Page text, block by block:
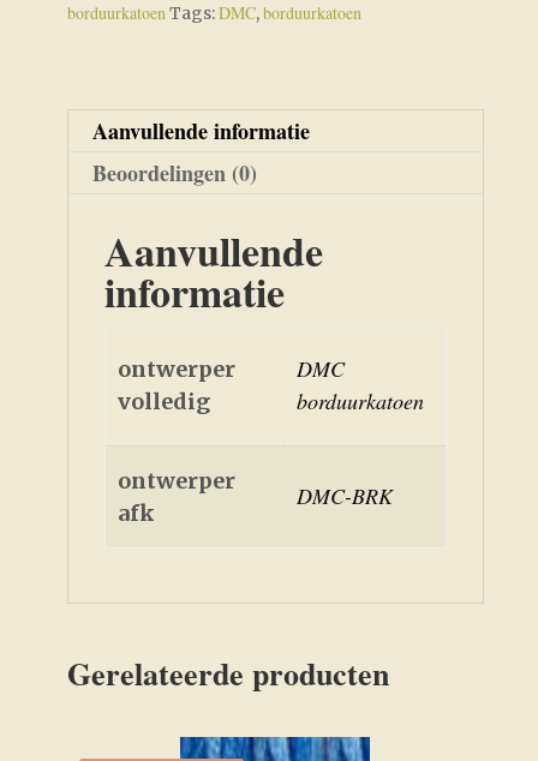
borduurkatoenTags:DMC,borduurkatoen
Aanvullende informatie
Beoordelingen (0)
Aanvullende
informatie
ontwerper
volledig
DMC
borduurkatoen
ontwerper
afk
DMC-BRK
Gerelateerde producten